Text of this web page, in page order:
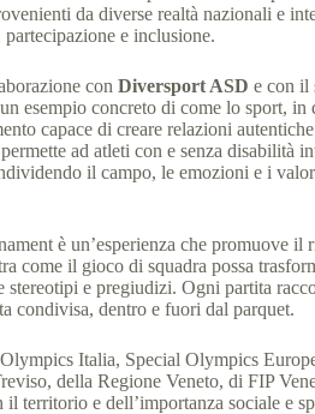
da diverse realtà nazionali e
e inclusione.
conDiversport ASD e con il
esempio concreto di come lo sport, in
capace di creare relazioni
ad atleti con e senza disabilità
il campo, le emozioni e i
è un’esperienza che promuove il
come il gioco di squadra possa
stereotipi e pregiudizi. Ogni partita
condivisa, dentro e fuori dal parquet.
Italia, Special Olympics
della Regione Veneto, di FIP
territorio e dell’importanza sociale e